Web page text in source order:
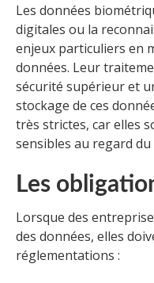
Les données
digitales ou la
enjeux particuliers en
données. Leur
sécurité supérieur et
stockage de ces
très strictes, car elles
sensibles au regard du
Les
Lorsque des
des données, elles
réglementations :